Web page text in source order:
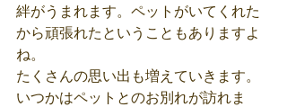
絆がうまれます。ペットがいてくれた
から頑張れたということもありますよ
ね。
たくさんの思い出も増えていきます。
いつかはペットとのお別れが訪れま